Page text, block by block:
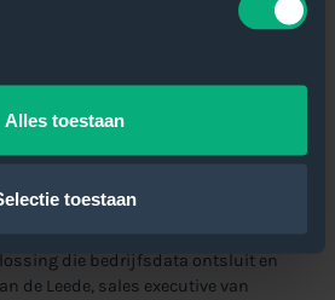
Alles toestaan
toestaan
CRM-systeem om de klant in de
te stellen en een
die bedrijfsdata ontsluit en
de Leede, sales executive van